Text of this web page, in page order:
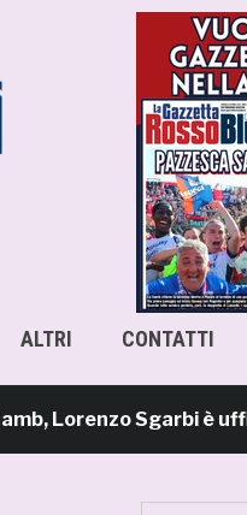
ALTRI CONTATTI
Sgarbi è